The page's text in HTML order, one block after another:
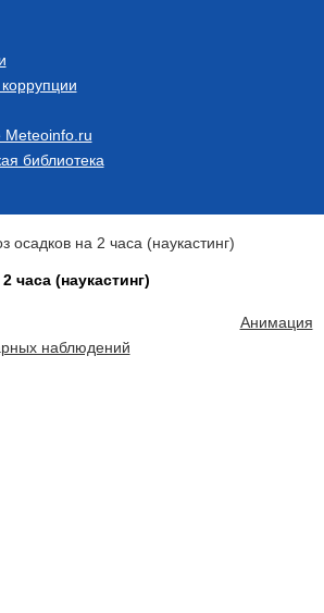
Meteoinfo.ru
библиотека
осадков на 2 часа (наукастинг)
часа (наукастинг)
Анимация
наблюдений